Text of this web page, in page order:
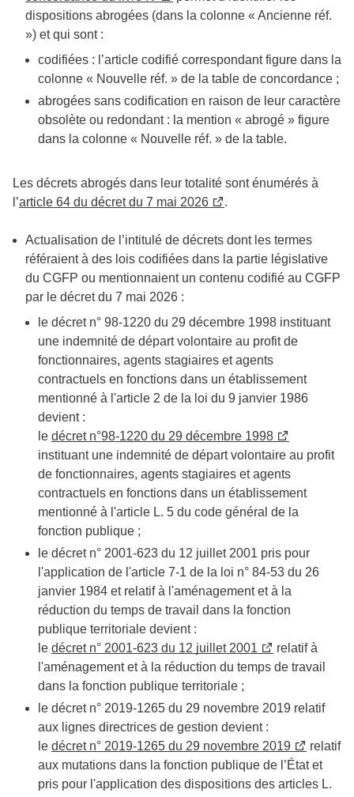
dispositions abrogées (dans la colonne « Ancienne réf.
») et qui sont :
codifiées : l’article codifié correspondant figure dans la
colonne « Nouvelle réf. » de la table de concordance ;
abrogées sans codification en raison de leur caractère
obsolète ou redondant : la mention « abrogé » figure
dans la colonne « Nouvelle réf. » de la table.
Les décrets abrogés dans leur totalité sont énumérés à
l’article 64 du décret du 7 mai 2026 .
Actualisation de l’intitulé de décrets dont les termes
référaient à des lois codifiées dans la partie législative
du CGFP ou mentionnaient un contenu codifié au CGFP
par le décret du 7 mai 2026 :
le décret n° 98-1220 du 29 décembre 1998 instituant
une indemnité de départ volontaire au profit de
fonctionnaires, agents stagiaires et agents
contractuels en fonctions dans un établissement
mentionné à l'article 2 de la loi du 9 janvier 1986
devient :
le décret n°98-1220 du 29 décembre 1998
instituant une indemnité de départ volontaire au profit
de fonctionnaires, agents stagiaires et agents
contractuels en fonctions dans un établissement
mentionné à l'article L. 5 du code général de la
fonction publique ;
le décret n° 2001-623 du 12 juillet 2001 pris pour
l'application de l'article 7-1 de la loi n° 84-53 du 26
janvier 1984 et relatif à l'aménagement et à la
réduction du temps de travail dans la fonction
publique territoriale devient :
le décret n° 2001-623 du 12 juillet 2001
relatif à
l'aménagement et à la réduction du temps de travail
dans la fonction publique territoriale ;
le décret n° 2019-1265 du 29 novembre 2019 relatif
aux lignes directrices de gestion devient :
le décret n° 2019-1265 du 29 novembre 2019
relatif
aux mutations dans la fonction publique de l’État et
pris pour l'application des dispositions des articles L.